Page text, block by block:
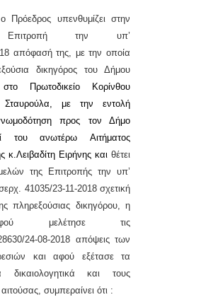
ο Πρόεδρος υπενθυμίζει στην
Επιτροπή την υπ’
απόφασή της, με την οποία
δικηγόρος του Δήμου
στο Πρωτοδικείο Κορίνθου
με την εντολή
προς τον Δήμο
του ανωτέρω Αιτήματος
κ.Λειβαδίτη Ειρήνης και θέτει
της Επιτροπής την υπ’
41035/23-11-2018 σχετική
πληρεξούσιας δικηγόρου, η
μελέτησε τις
24-08-2018 απόψεις των
και αφού εξέτασε τα
δικαιολογητικά και τους
συμπεραίνει ότι :